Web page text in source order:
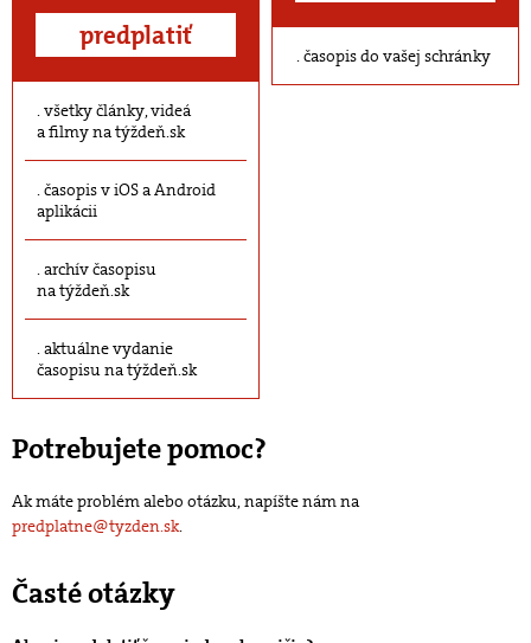
predplatiť
všetky články, videá
a filmy na týždeň.sk
časopis v iOS a Android
aplikácii
archív časopisu
na týždeň.sk
aktuálne vydanie
časopisu na týždeň.sk
časopis do vašej schránky
Potrebujete pomoc?
Ak máte problém alebo otázku, napíšte nám na
predplatne@tyzden.sk.
Časté otázky